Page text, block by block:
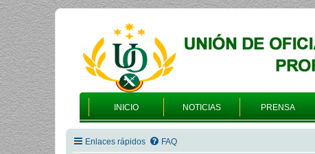
INICIO NOTICIAS PRENSA
Enlaces rápidos FAQ